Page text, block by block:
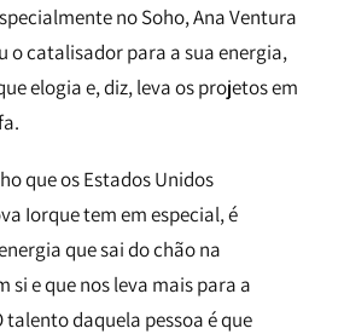
no Soho, Ana Ventura
o catalisador para a sua energia,
elogia e, diz, leva os projetos em
que os Estados Unidos
Iorque tem em especial, é
que sai do chão na
si e que nos leva mais para a
daquela pessoa é que